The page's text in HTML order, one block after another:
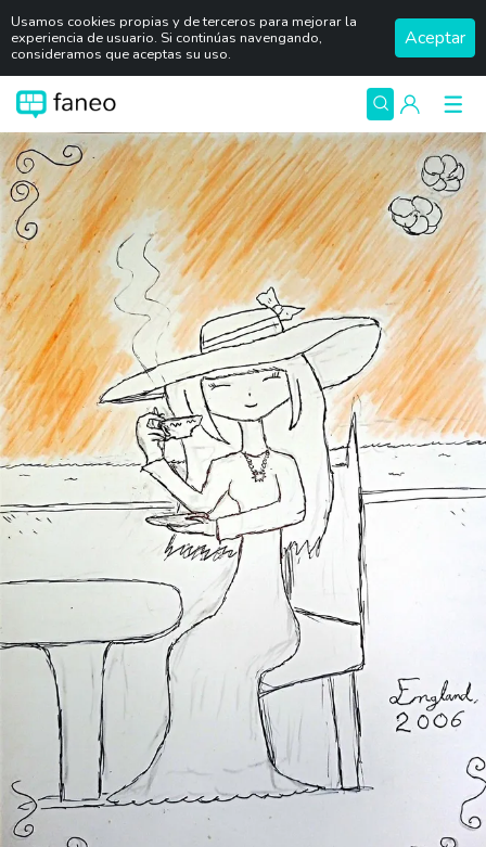
Usamos cookies propias y de terceros para mejorar la
experiencia de usuario. Si continúas navengando,
consideramos que aceptas su uso.
Aceptar